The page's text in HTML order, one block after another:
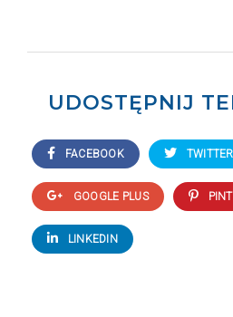
UDOSTĘPNIJ
FACEBOOK TWITTER
GOOGLE PLUS
LINKEDIN